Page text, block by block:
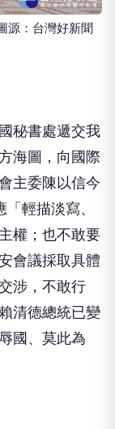
源：台灣好新聞
秘書處遞交我
海圖，向國際
主委陳以信今
輕描淡寫、
權；也不敢要
會議採取具體
涉，不敢行
清德總統已變
國、莫此為